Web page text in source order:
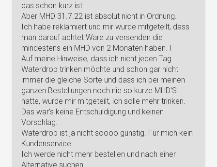
das schon kurz ist.
Aber MHD 31.7.22 ist absolut nicht in Ordnung.
Ich habe reklamiert und mir wurde mitgeteilt, dass
man darauf achtet Ware zu versenden die
mindestens ein MHD von 2 Monaten haben. I
Auf meine Hinweise, dass ich nicht jeden Tag
Waterdrop trinken möchte und schon gar nicht
immer die gleiche Sorte und dass ich bei meinen
ganzen Bestellungen noch nie so kurze MHD'S
hatte, wurde mir mitgeteilt, ich solle mehr trinken.
Das war's keine Entschuldigung und keinen
Vorschlag.
Waterdrop ist ja nicht soooo günstig. Für mich kein
Kundenservice.
Ich werde nicht mehr bestellen und nach einer
Alternative suchen.